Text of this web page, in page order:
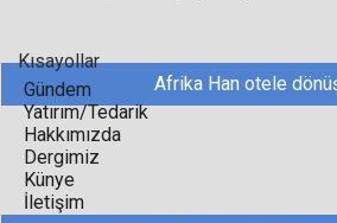
Afrika Han otele
Kısayollar
Gündem
Yatırım/Tedarik
Hakkımızda
Dergimiz
Künye
İletişim